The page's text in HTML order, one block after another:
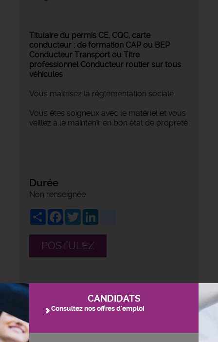
Titulaire du permis CE, CQC, carte
conducteur ; de formation CAP ou BEP
Conducteur Transport ou Titre
professionnel Conducteur routier sur tous
véhicules
Vous maîtrisez la réglementation sociale.
Vous êtes soigneux avec le matériel et vous
veillez à le maintenir en bon état de propreté
Durée
Non renseignée
ShareFacebook
Twitter
POSTULEZ
CANDIDATS
Consultez nos offres d'emploi